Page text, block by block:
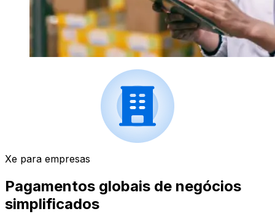
Xe para empresas
Pagamentos globais de negócios
simplificados